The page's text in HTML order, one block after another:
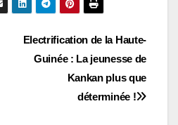
Electrification de la Haute-
Guinée : La jeunesse de
Kankan plus que
déterminée !